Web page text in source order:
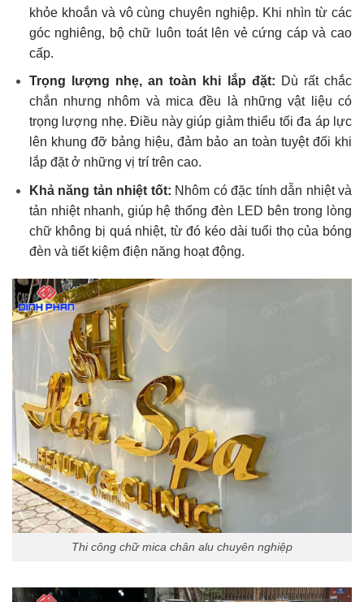
khỏe khoắn và vô cùng chuyên nghiệp. Khi nhìn từ các
góc nghiêng, bộ chữ luôn toát lên vẻ cứng cáp và cao
cấp.
Trọng lượng nhẹ, an toàn khi lắp đặt: Dù rất chắc
chắn nhưng nhôm và mica đều là những vật liệu có
trọng lượng nhẹ. Điều này giúp giảm thiểu tối đa áp lực
lên khung đỡ bảng hiệu, đảm bảo an toàn tuyệt đối khi
lắp đặt ở những vị trí trên cao.
Khả năng tản nhiệt tốt: Nhôm có đặc tính dẫn nhiệt và
tản nhiệt nhanh, giúp hệ thống đèn LED bên trong lòng
chữ không bị quá nhiệt, từ đó kéo dài tuổi thọ của bóng
đèn và tiết kiệm điện năng hoạt động.
Thi công chữ mica chân alu chuyên nghiệp